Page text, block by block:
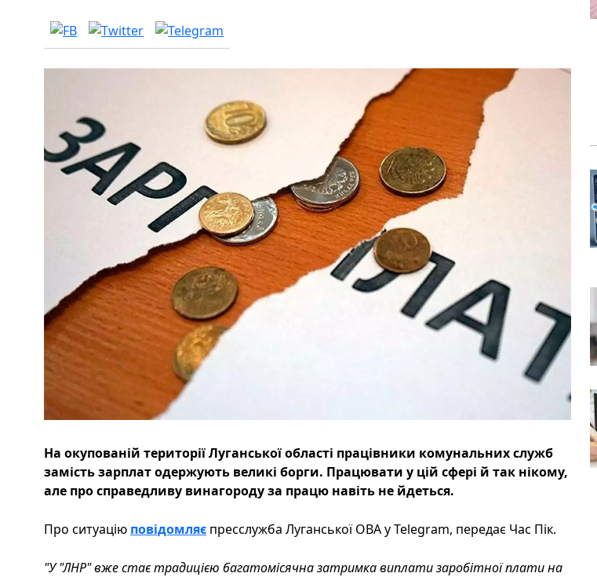
На окупованій території Луганської області працівники комунальних служб
замість зарплат одержують великі борги. Працювати у цій сфері й так нікому,
але про справедливу винагороду за працю навіть не йдеться.
Про ситуацію повідомляє пресслужба Луганської ОВА у Telegram, передає Час Пік.
"У "ЛНР" вже стає традицією багатомісячна затримка виплати заробітної плати на